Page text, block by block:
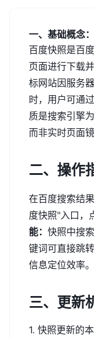
一、基础概念
百度快照是百
页面进行下载
标网站因服务
时，用户可通
质是搜索引擎
而非实时页面镜
二、操作
在百度搜索结
度快照"入口，
能： 快照中搜
键词可直接跳
信息定位效率。
三、更新
1. 快照更新的